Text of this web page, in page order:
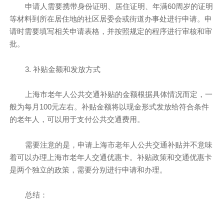
申请人需要携带身份证明、居住证明、年满60周岁的证明
等材料到所在居住地的社区居委会或街道办事处进行申请。申
请时需要填写相关申请表格，并按照规定的程序进行审核和审
批。
3. 补贴金额和发放方式
上海市老年人公共交通补贴的金额根据具体情况而定，一
般为每月100元左右。补贴金额将以现金形式发放给符合条件
的老年人，可以用于支付公共交通费用。
需要注意的是，申请上海市老年人公共交通补贴并不意味
着可以办理上海市老年人交通优惠卡。补贴政策和交通优惠卡
是两个独立的政策，需要分别进行申请和办理。
总结：